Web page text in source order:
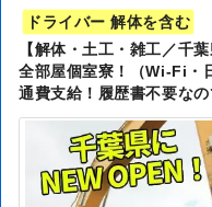
ドライバー 解体を含む
【解体・土工・雑工／千
全部屋個室寮！（Wi-Fi・
通費支給！履歴書不要な